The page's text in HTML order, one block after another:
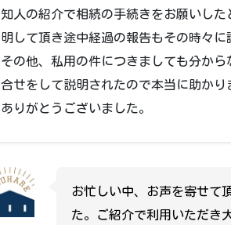
知人の紹介で相続の手続きをお願いし
明して頂き途中経過の報告もその時々に
その他、私用の件につきましても分か
合せをして説明されたので本当に助かり
ありがとうございました。
お忙しい中、お声を寄せて
た。ご紹介で利用いただき